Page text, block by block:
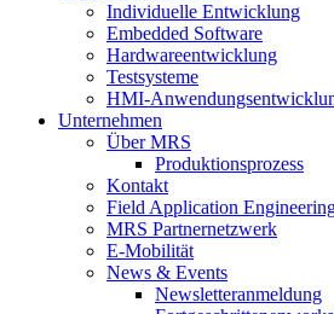
Individuelle Entwicklung
Embedded Software
Hardwareentwicklung
Testsysteme
HMI-
Unternehmen
Über MRS
Produktionsprozess
Kontakt
Field Application
MRS Partnernetzwerk
E-Mobilität
News & Events
Newsletteranmeldung